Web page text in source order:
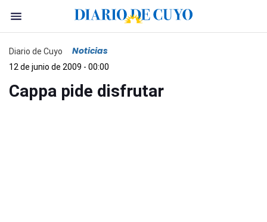
Diario de Cuyo Noticias
12 de junio de 2009 - 00:00
Cappa pide disfrutar